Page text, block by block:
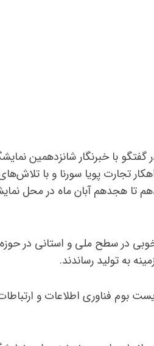
با خبرنگار شانزدهمین
تجارت پویا سورنا و با
تا هجدهم آبان ماه در محل
در سطح ملی و استانی در حوزه
به تولید رساندند.
بوم فناوری اطلاعات و